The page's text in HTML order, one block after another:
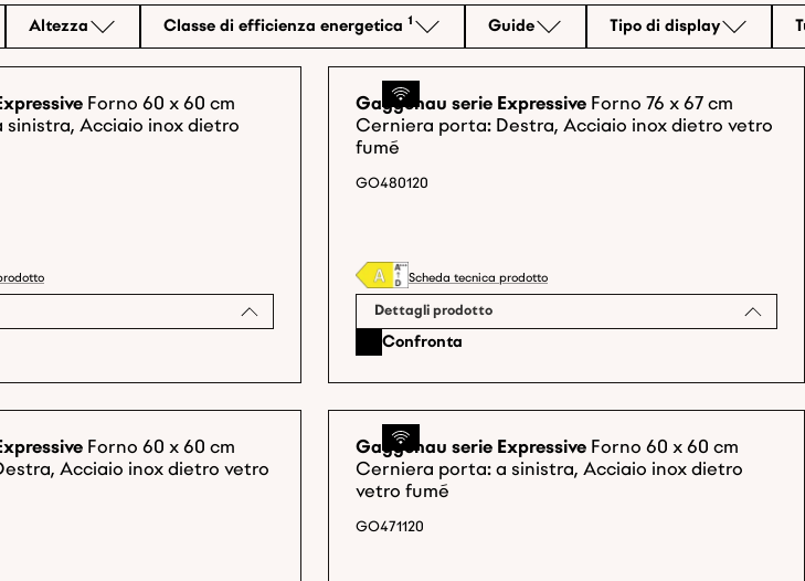
Altezza Classe di efficienza energetica
Nota 1: In una scala di classi di efficienza energetica da A+++ a D
1 Guide Tipo di display
Forno 60 x 60 cm
Acciaio inox dietro
Gaggenau serie Expressive Forno 76 x 67 cm
Cerniera porta: Destra, Acciaio inox dietro vetro
fumé
GO480120
Scheda tecnica prodotto
Dettagli prodotto
Confronta
Forno 60 x 60 cm
Acciaio inox dietro vetro
Gaggenau serie Expressive Forno 60 x 60 cm
Cerniera porta: a sinistra, Acciaio inox dietro
vetro fumé
GO471120